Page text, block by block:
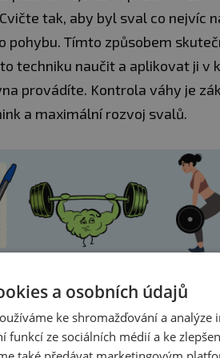
tak, aby byl sval co nejvíc
pohybu. Tímto způsobem
techniku naučit a aplikovat ji v
provádíte. Kontrola váhy je
a maximální rozvoj svalů.
TRHAČKY
používejte trhačky.
a osobních údajů
ke shromažďování a
funkcí ze sociálních médií a ke